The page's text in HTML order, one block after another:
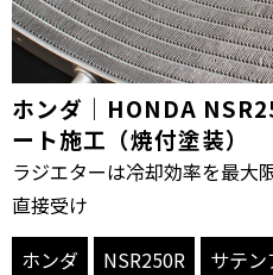
ホンダ｜HONDA
ート施工（焼付塗装）
ラジエターは冷却効率を最大
直接受け
ホンダ
NSR250R サテ